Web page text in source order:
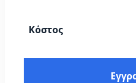
Κόστος